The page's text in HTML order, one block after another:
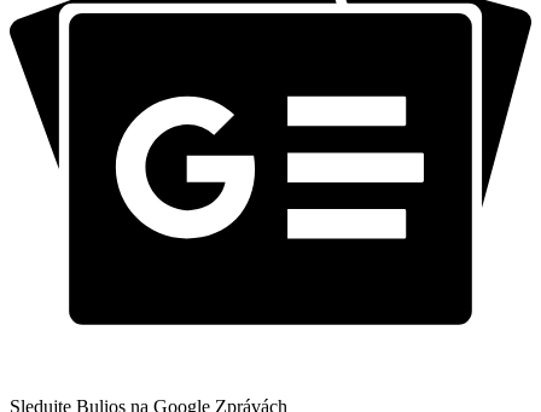
Sledujte Bulios na Google Zprávách